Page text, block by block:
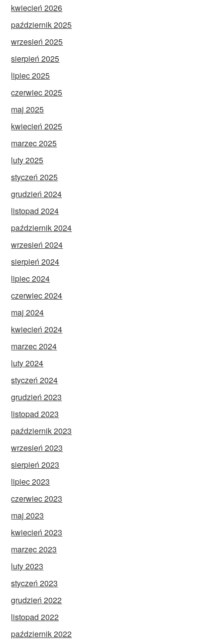
kwiecień 2026
październik 2025
wrzesień 2025
sierpień 2025
lipiec 2025
czerwiec 2025
maj 2025
kwiecień 2025
marzec 2025
luty 2025
styczeń 2025
grudzień 2024
listopad 2024
październik 2024
wrzesień 2024
sierpień 2024
lipiec 2024
czerwiec 2024
maj 2024
kwiecień 2024
marzec 2024
luty 2024
styczeń 2024
grudzień 2023
listopad 2023
październik 2023
wrzesień 2023
sierpień 2023
lipiec 2023
czerwiec 2023
maj 2023
kwiecień 2023
marzec 2023
luty 2023
styczeń 2023
grudzień 2022
listopad 2022
październik 2022